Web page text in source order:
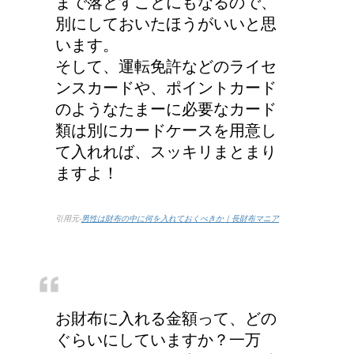
別にしておいたほうがいいと思
います。
そして、運転免許などのライセ
ンスカードや、ポイントカード
のようなたまーに必要なカード
類は別にカードケースを用意し
て入れれば、スッキリまとまり
ますよ！
引用元-男性は財布の中に何を入れておくべきか｜長財布マニア
お財布に入れる金額って、どの
ぐらいにしていますか？一万